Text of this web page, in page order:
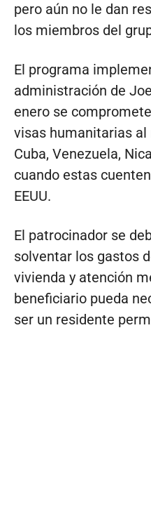
pero aún no le dan
los miembros del
El programa
administración de
enero se
visas humanitarias al
Cuba, Venezuela,
cuando estas
EEUU.
El patrocinador se
solventar los gastos
vivienda y atención
beneficiario pueda
ser un residente